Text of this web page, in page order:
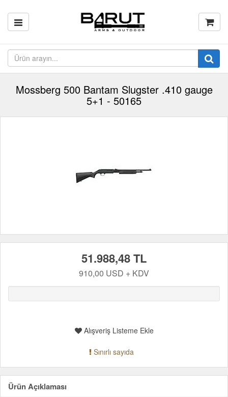
Mossberg 500 Bantam Slugster .410 gauge
5+1 - 50165
51.988,48 TL
910,00 USD + KDV
Alışveriş Listeme Ekle
Sınırlı sayıda
Ürün Açıklaması